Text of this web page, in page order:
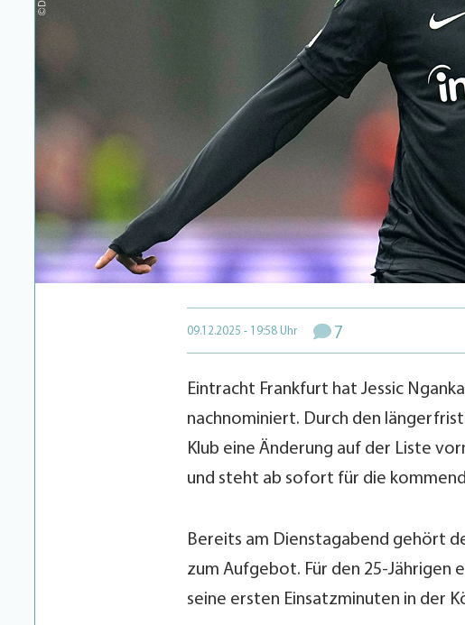
09.12.2025 - 19:58 Uhr 7
Eintracht Frankfurt hat Jessic
nachnominiert. Durch den
Klub eine Änderung auf der Liste
und steht ab sofort für die
Bereits am Dienstagabend gehört
zum Aufgebot. Für den 25-Jährigen
seine ersten Einsatzminuten in der